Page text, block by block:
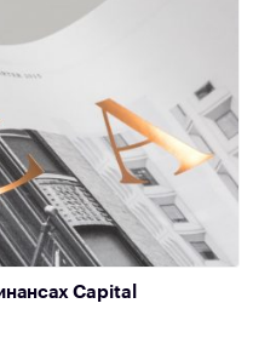
Capital